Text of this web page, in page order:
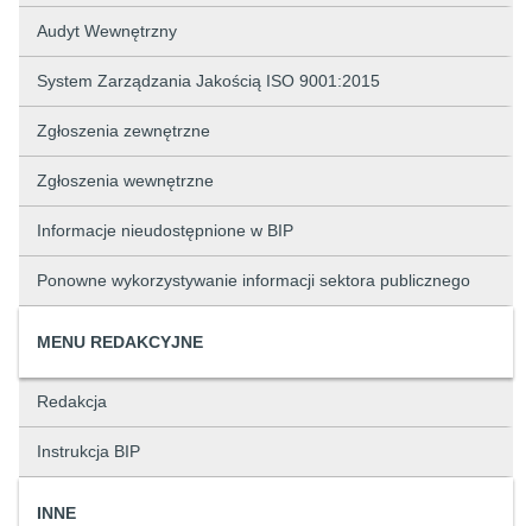
Audyt Wewnętrzny
System Zarządzania Jakością ISO 9001:2015
Zgłoszenia zewnętrzne
Zgłoszenia wewnętrzne
Informacje nieudostępnione w BIP
Ponowne wykorzystywanie informacji sektora publicznego
MENU REDAKCYJNE
Redakcja
Instrukcja BIP
INNE